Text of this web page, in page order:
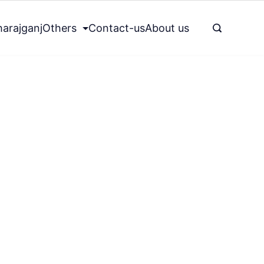
Others Contact-usAbout us